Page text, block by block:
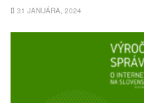
31 JANUÁRA, 2024